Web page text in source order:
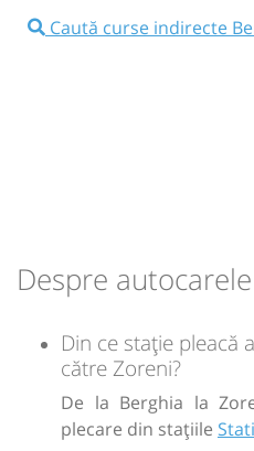
13:26 Berghia Statie
Sursa:Prodcomimpex Fanetrans SRL
Caută curse indirecte
Despre
Din ce stație pleacă
către Zoreni?
De la Berghia la
plecare din stațiile